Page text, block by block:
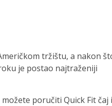
tržištu, a nakon
je postao najtraženiji
možete poručiti Quick Fit čaj i